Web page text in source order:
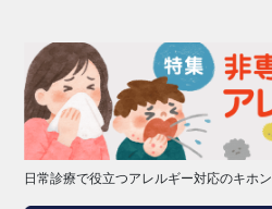
日常診療で役立つアレルギー対応のキホン